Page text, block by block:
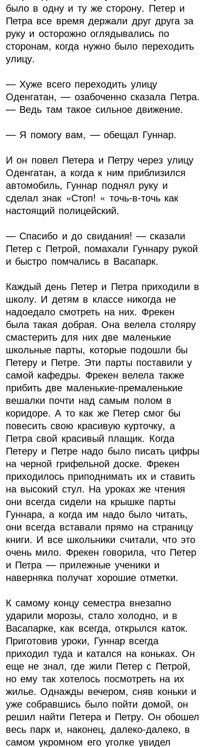
было в одну и ту же сторону. Петер и
Петра все время держали друг друга за
руку и осторожно оглядывались по
сторонам, когда нужно было переходить
улицу.
— Хуже всего переходить улицу
Оденгатан, — озабоченно сказала Петра.
— Ведь там такое сильное движение.
— Я помогу вам, — обещал Гуннар.
И он повел Петера и Петру через улицу
Оденгатан, а когда к ним приблизился
автомобиль, Гуннар поднял руку и
сделал знак «Стоп! « точь-в-точь как
настоящий полицейский.
— Спасибо и до свидания! — сказали
Петер с Петрой, помахали Гуннару рукой
и быстро помчались в Васапарк.
Каждый день Петер и Петра приходили в
школу. И детям в классе никогда не
надоедало смотреть на них. Фрекен
была такая добрая. Она велела столяру
смастерить для них две маленькие
школьные парты, которые подошли бы
Петеру и Петре. Эти парты поставили у
самой кафедры. Фрекен велела также
прибить две маленькие-премаленькие
вешалки почти над самым полом в
коридоре. А то как же Петер смог бы
повесить свою красивую курточку, а
Петра свой красивый плащик. Когда
Петеру и Петре надо было писать цифры
на черной грифельной доске. Фрекен
приходилось приподнимать их и ставить
на высокий стул. На уроках же чтения
они всегда сидели на крышке парты
Гуннара, а когда им надо было читать,
они всегда вставали прямо на страницу
книги. И все школьники считали, что это
очень мило. Фрекен говорила, что Петер
и Петра — прилежные ученики и
наверняка получат хорошие отметки.
К самому концу семестра внезапно
ударили морозы, стало холодно, и в
Васапарке, как всегда, открылся каток.
Приготовив уроки, Гуннар всегда
приходил туда и катался на коньках. Он
еще не знал, где жили Петер с Петрой,
но ему так хотелось посмотреть на их
жилье. Однажды вечером, сняв коньки и
уже собравшись было пойти домой, он
решил найти Петера и Петру. Он обошел
весь парк и, наконец, далеко-далеко, в
самом укромном его уголке увидел